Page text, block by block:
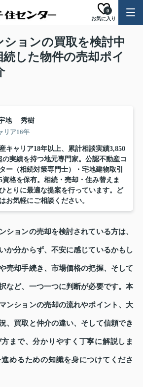
お気に入り
0
ションの買取を検討中
した物件の売却ポイ
地 秀樹
リア16年
キャリア18年以上、累計相談実績3,850
の実績を持つ地元専門家。公認不動産コ
ー（相続対策専門士）・宅地建物取引
格を保有。相続・売却・住み替えま
とりに最適な提案を行っています。ど
お気軽にご相談ください。
ションの売却を検討されている方は、
か分からず、不安に感じているかもし
売却手続き、市場価格の把握、そして
など、一つ一つに判断が必要です。本
ンションの売却の流れやポイント、大
、買取と仲介の違い、そして信頼でき
まで、分かりやすく丁寧に解説しま
めるための知識を身につけてくださ